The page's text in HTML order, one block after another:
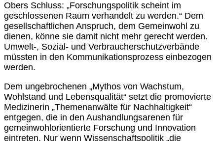
Obers Schluss: „Forschungspolitik scheint im
geschlossenen Raum verhandelt zu werden.“ Dem
gesellschaftlichen Anspruch, dem Gemeinwohl zu
dienen, könne sie damit nicht mehr gerecht werden.
Umwelt-, Sozial- und Verbraucherschutzverbände
müssten in den Kommunikationsprozess einbezogen
werden.
Dem ungebrochenen „Mythos von Wachstum,
Wohlstand und Lebensqualität“ setzt die promovierte
Medizinerin „Themenanwälte für Nachhaltigkeit“
entgegen, die in den Aushandlungsarenen für
gemeinwohlorientierte Forschung und Innovation
eintreten. Nur wenn Wissenschaftspolitik „die